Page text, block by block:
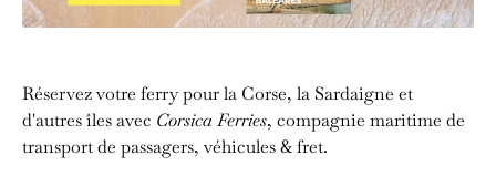
Réservez votre ferry pour la Corse, la Sardaigne et
d'autres îles avec Corsica Ferries, compagnie maritime de
transport de passagers, véhicules & fret.